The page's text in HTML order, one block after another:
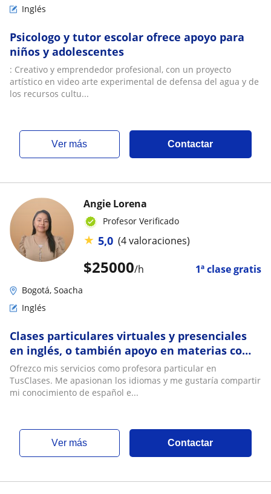
Inglés
Psicologo y tutor escolar ofrece apoyo para
niños y adolescentes
: Creativo y emprendedor profesional, con un proyecto
artístico en video arte experimental de defensa del agua y de
los recursos cultu...
ver más Contactar
$25000/h 1ª clase gratis
Angie Lorena
Profesor Verificado
★ 5,0 (4 valoraciones)
Bogotá, Soacha
Inglés
Clases particulares virtuales y presenciales
en inglés, o también apoyo en materias como
Español, Matemáticas, etc
Ofrezco mis servicios como profesora particular en
TusClases. Me apasionan los idiomas y me gustaría compartir
mi conocimiento de español e...
ver más Contactar